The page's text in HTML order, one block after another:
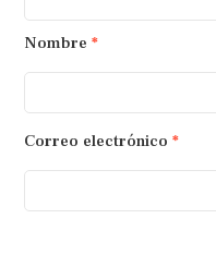
Nombre *
Correo electrónico *